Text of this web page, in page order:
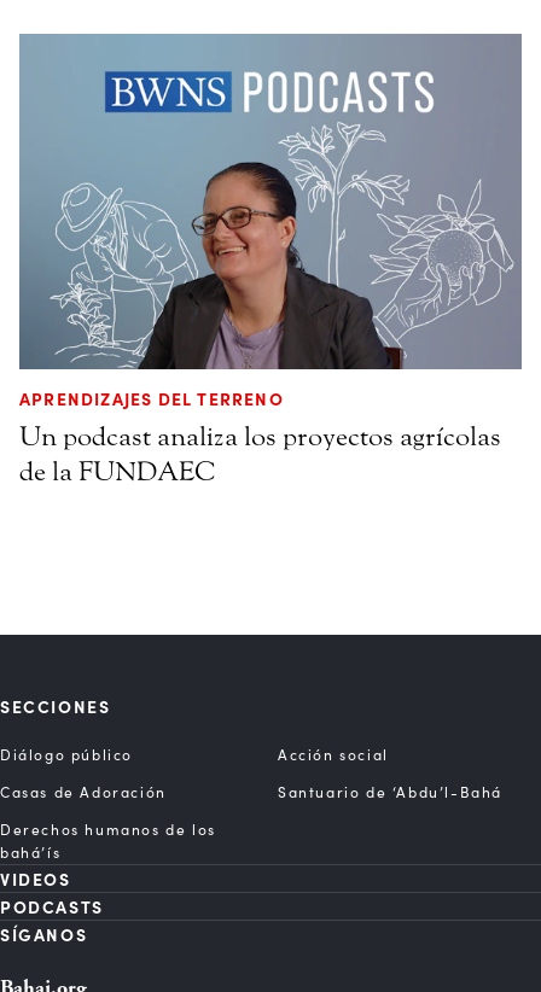
APRENDIZAJES DEL TERRENO
Un podcast analiza los proyectos agrícolas
de la FUNDAEC
SECCIONES
Diálogo público
Acción social
Casas de Adoración
Santuario de ‘Abdu’l-Bahá
Derechos humanos de los
bahá’ís
VIDEOS
PODCASTS
SÍGANOS